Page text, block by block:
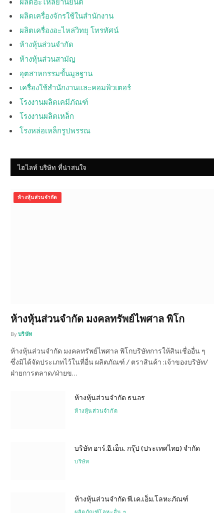
ผลิตเครื่องจักรใช้ในสำนักงาน
ผลิตเครื่องอะไหล่วิทยุ โทรทัศน์
ห้างหุ้นส่วนจำกัด
ห้างหุ้นส่วนสามัญ
อุตสาหกรรมขั้นมูลฐาน
เครื่องใช้สำนักงานและคอมพิวเตอร์
โรงงานผลิตเคมีภัณฑ์
โรงงานผลิตเหล็ก
โรงหล่อเหล็กรูปพรรณ
ไฮไลท์ บริษัท ที่น่าสนใจ
ห้างหุ้นส่วนจำกัด
ห้างหุ้นส่วนจำกัด มงคลทรัพย์ไพศาล พิโก
By บริษัท
ห้างหุ้นส่วนจำกัด มงคลทรัพย์ไพศาล พิโกบริษัทการให้สินเชื่ออื่น ๆ
ซึ่งมิได้จัดประเภทไว้ในที่อื่น ผลิตภัณฑ์ / ตราสินค้า :เจ้าของบริษัท/
ฝ่ายการตลาด/ฝ่ายข…
ห้างหุ้นส่วนจำกัด ธนอร
ห้างหุ้นส่วนจำกัด
บริษัท อาร์.อี.เอ็น. กรุ๊ป (ประเทศไทย) จำกัด
บริษัท
ห้างหุ้นส่วนจำกัด พี.เค.เอ็ม.โลหะภัณฑ์